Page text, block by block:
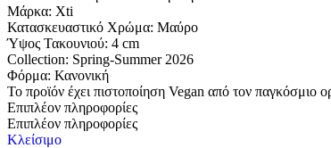
Μάρκα: Xti
Κατασκευαστικό Χρώμα: Μαύρο
Ύψος Τακουνιού: 4 cm
Collection: Spring-Summer 2026
Φόρμα: Κανονική
Το προϊόν έχει πιστοποίηση Vegan από τον
Επιπλέον πληροφορίες
Επιπλέον πληροφορίες
Κλείσιμο